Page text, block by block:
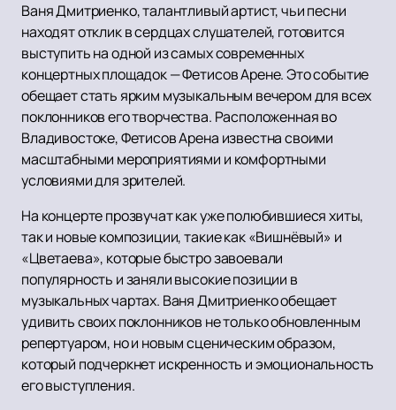
Ваня Дмитриенко, талантливый артист, чьи песни
находят отклик в сердцах слушателей, готовится
выступить на одной из самых современных
концертных площадок — Фетисов Арене. Это событие
обещает стать ярким музыкальным вечером для всех
поклонников его творчества. Расположенная во
Владивостоке, Фетисов Арена известна своими
масштабными мероприятиями и комфортными
условиями для зрителей.
На концерте прозвучат как уже полюбившиеся хиты,
так и новые композиции, такие как «Вишнёвый» и
«Цветаева», которые быстро завоевали
популярность и заняли высокие позиции в
музыкальных чартах. Ваня Дмитриенко обещает
удивить своих поклонников не только обновленным
репертуаром, но и новым сценическим образом,
который подчеркнет искренность и эмоциональность
его выступления.